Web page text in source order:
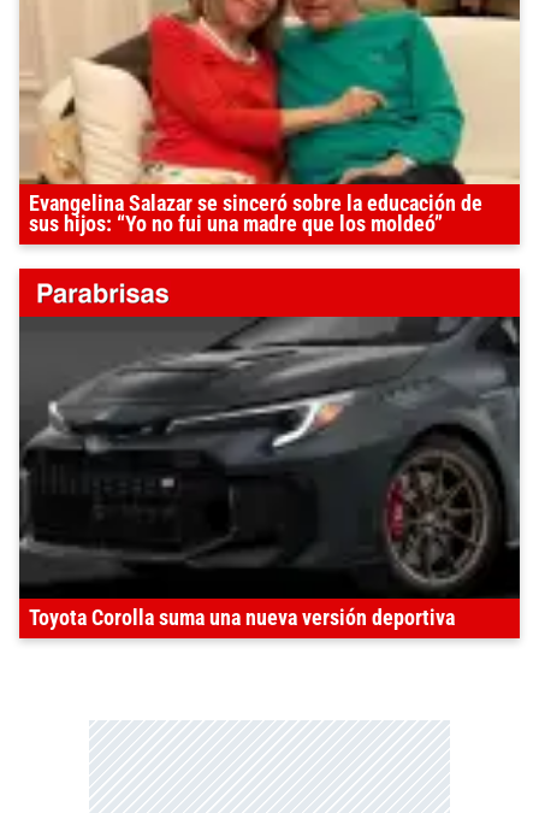
Evangelina Salazar se sinceró sobre la educación de
sus hijos: “Yo no fui una madre que los moldeó”
Toyota Corolla suma una nueva versión deportiva